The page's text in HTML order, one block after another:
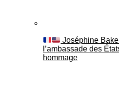
Joséphine
l’ambassade des
hommage